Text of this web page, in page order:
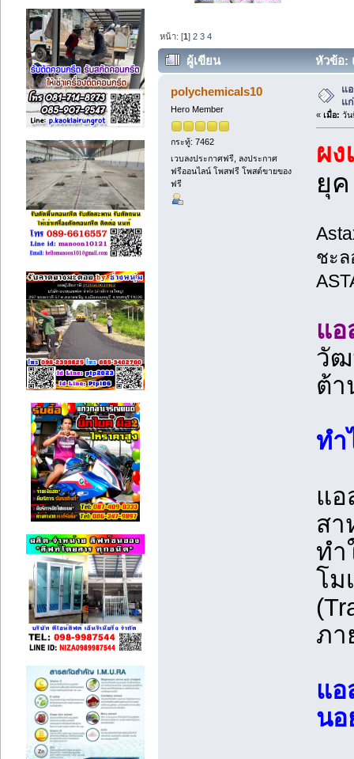
หน้า: [1]2 3 4
ผู้เขียน หัวข้อ:
polychemicals10
Hero Member
กระทู้: 7462
เวบลงประกาศฟรี, ลงประกาศ
ฟรีออนไลน์ โพสฟรี โพสต์ขายของ
ฟรี
แ
แ
« เมื่อ: วัน
ผ
ยุ
ชะล
แ
วัฒ
ต้า
ทำ
แ
สา
ทำ
โม
ภา
แอ
นอ